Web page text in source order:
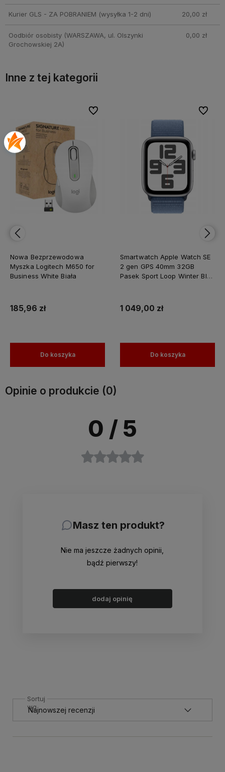
Kurier GLS - ZA POBRANIEM (wysyłka 1-2 dni) 20,00 zł
Oodbiór osobisty(WARSZAWA, ul. Olszynki
Grochowskiej 2A)
0,00 zł
Inne z tej kategorii
Nowa Bezprzewodowa
Myszka Logitech M650 for
Business White Biała
185,96 zł
Do koszyka
Do ulubionych
Do ulubionych
Smartwatch Apple Watch SE
2 gen GPS 40mm 32GB
Pasek Sport Loop Winter Blue
1 049,00 zł
Do koszyka
Do
Do
Opinie o produkcie (0)
0 / 5
Masz ten produkt?
Nie ma jeszcze żadnych opinii,
bądź pierwszy!
dodaj opinię
Sortuj
wg